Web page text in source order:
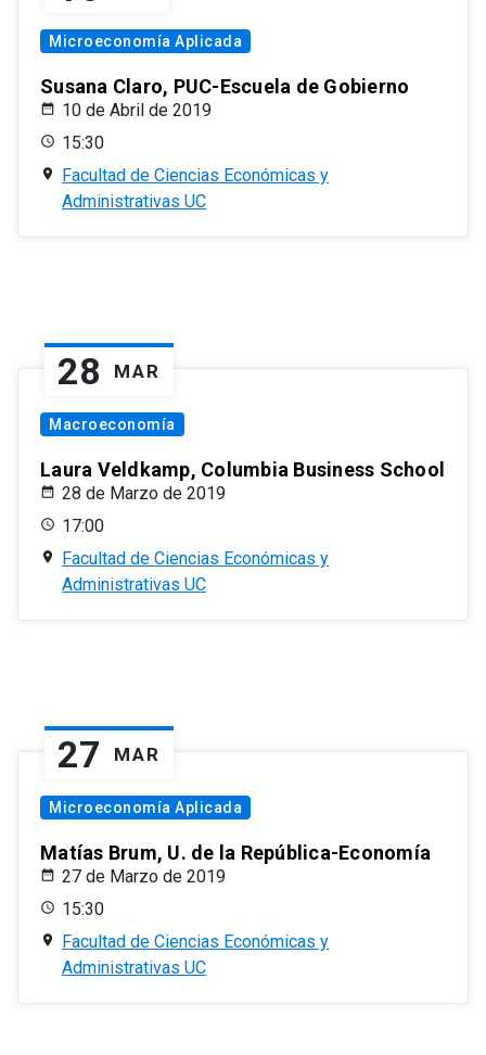
Microeconomía Aplicada
Susana Claro, PUC-Escuela de Gobierno
10 de Abril de 2019
15:30
Facultad de Ciencias Económicas y
Administrativas UC
28 MAR
Macroeconomía
Laura Veldkamp, Columbia Business School
28 de Marzo de 2019
17:00
Facultad de Ciencias Económicas y
Administrativas UC
27 MAR
Microeconomía Aplicada
Matías Brum, U. de la República-Economía
27 de Marzo de 2019
15:30
Facultad de Ciencias Económicas y
Administrativas UC